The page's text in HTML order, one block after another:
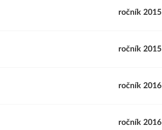
ročník 2015
ročník 2015
ročník 2016
ročník 2016